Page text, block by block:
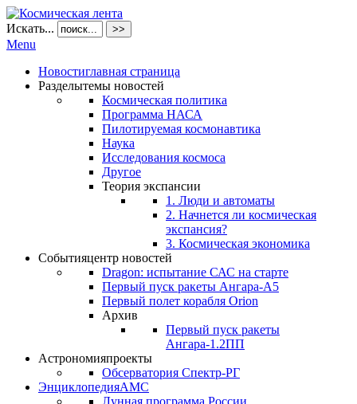
Искать... >>
Menu
Новостиглавная страница
Разделытемы новостей
Космическая политика
Программа НАСА
Пилотируемая космонавтика
Наука
Исследования космоса
Другое
Теория экспансии
1. Люди и автоматы
2. Начнется ли космическая
экспансия?
3. Космическая экономика
Событияцентр новостей
Dragon: испытание САС на старте
Первый пуск ракеты Ангара-А5
Первый полет корабля Orion
Архив
Первый пуск ракеты
Ангара-1.2ПП
Астрономияпроекты
Обсерватория Спектр-РГ
ЭнциклопедияАМС
Лунная программа России